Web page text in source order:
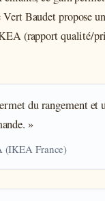
Baudet propose
(rapport qualité/
du rangement
»
France)